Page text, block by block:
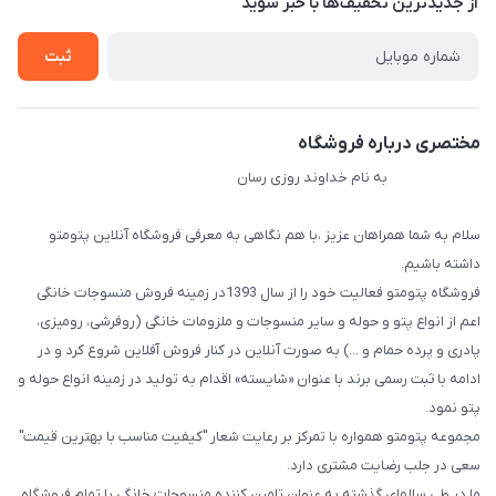
راهنما
ثبت
مختصری درباره فروشگاه
به نام خداوند روزی رسان
سلام به شما همراهان عزیز ،با هم نگاهی به معرفی فروشگاه آنلاین پتومتو
داشته باشیم.
فروشگاه پتومتو فعالیت خود را از سال 1393در زمینه فروش منسوجات خانگی
اعم از انواع پتو و حوله و سایر منسوجات و ملزومات خانگی (روفرشی، رومیزی،
پادری و پرده حمام و ...) به صورت آنلاین در کنار فروش آفلاین شروع کرد و در
ادامه با ثبت رسمی برند با عنوان «شایسته» اقدام به تولید در زمینه انواع حوله و
پتو نمود.
مجموعه پتومتو همواره با تمرکز بر رعایت شعار "کیفیت مناسب با بهترین قیمت"
سعی در جلب رضایت مشتری دارد.